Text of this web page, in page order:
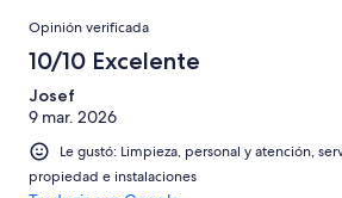
103
Opiniones
Opinión verificada
10/10 Excelente
Josef
9 mar. 2026
Le gustó: Limpieza, personal y atención,
propiedad e instalaciones